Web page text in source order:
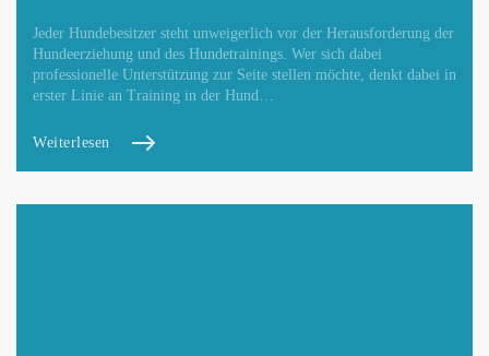
Jeder Hundebesitzer steht unweigerlich vor der Herausforderung der
Hundeerziehung und des Hundetrainings. Wer sich dabei
professionelle Unterstützung zur Seite stellen möchte, denkt dabei in
erster Linie an Training in der Hund…
Weiterlesen